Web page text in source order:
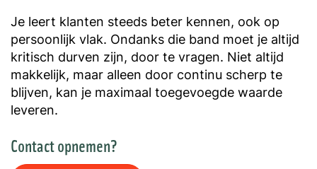
Je leert klanten steeds beter kennen, ook op
persoonlijk vlak. Ondanks die band moet je altijd
kritisch durven zijn, door te vragen. Niet altijd
makkelijk, maar alleen door continu scherp te
blijven, kan je maximaal toegevoegde waarde
leveren.
Contact opnemen?